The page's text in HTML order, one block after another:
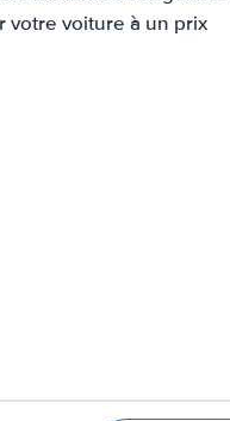
votre voiture à un prix